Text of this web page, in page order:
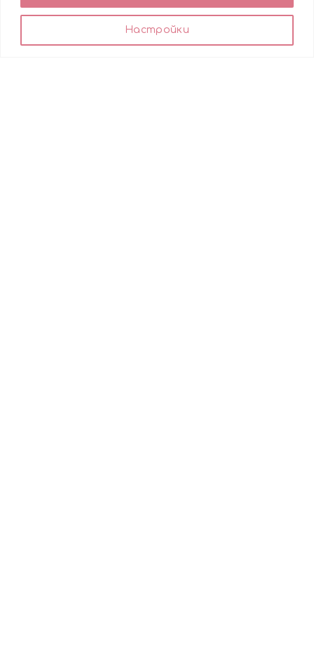
Настройки
Любими
0
Количка Профил Магазин
съгласявате с използването им.
ACCEPT